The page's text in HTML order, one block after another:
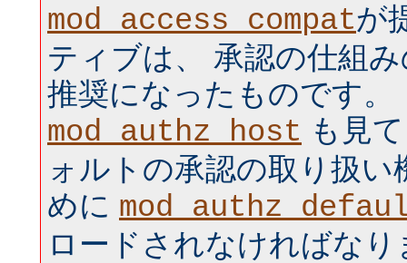
mod_access_compatが
ティブは、 承認の仕組
推奨になったものです。
mod_authz_host も見
ォルトの承認の取り扱
めに
ロードされなければなり